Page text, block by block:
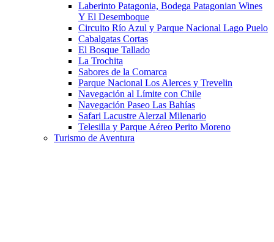
Laberinto Patagonia, Bodega Patagonian Wines
Y El Desemboque
Circuito Río Azul y Parque Nacional Lago Puelo
Cabalgatas Cortas
El Bosque Tallado
La Trochita
Sabores de la Comarca
Parque Nacional Los Alerces y Trevelin
Navegación al Límite con Chile
Navegación Paseo Las Bahías
Safari Lacustre Alerzal Milenario
Telesilla y Parque Aéreo Perito Moreno
Turismo de Aventura